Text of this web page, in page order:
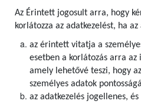
Az Érintett jogosult arra, hogy
korlátozza az adatkezelést, ha
az érintett vitatja a
esetben a korlátozás arra
amely lehetővé teszi, hogy
személyes adatok
az adatkezelés jogellenes,